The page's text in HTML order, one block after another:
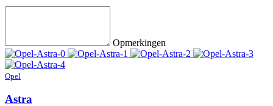
Opmerkingen
Opel
Astra